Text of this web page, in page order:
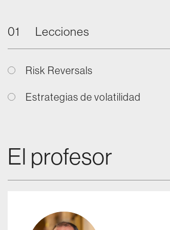
01 Lecciones
Risk Reversals
Estrategias de volatilidad
El profesor